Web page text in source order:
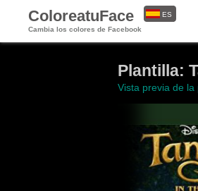
ColoreatuFace
Cambia los colores de Facebook
ES
Plantilla:
Vista previa de